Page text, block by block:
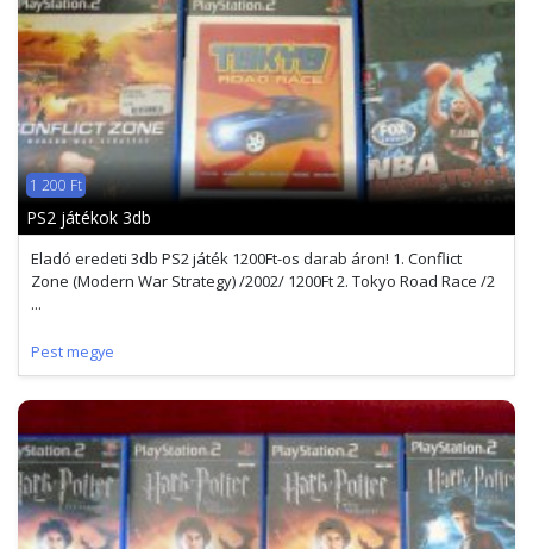
1 200 Ft
PS2 játékok 3db
Eladó eredeti 3db PS2 játék 1200Ft-os darab áron! 1. Conflict
Zone (Modern War Strategy) /2002/ 1200Ft 2. Tokyo Road Race /2
...
Pest megye